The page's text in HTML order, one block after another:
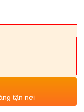
tận nơi